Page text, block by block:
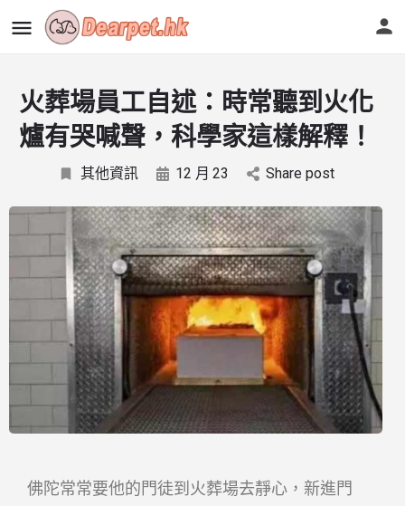
火葬場員工自述：時常聽到火化
爐有哭喊聲，科學家這樣解釋！
其他資訊 12 月 23 Share post
佛陀常常要他的門徒到火葬場去靜心，新進門